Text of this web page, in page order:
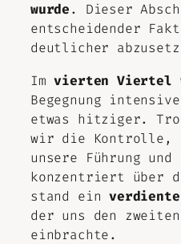
wurde. Dieser
entscheidender
deutlicher
Imvierten Viertel
Begegnung
etwas hitziger.
wir die Kontrolle,
unsere Führung
konzentriert über
stand ein
der uns den
einbrachte.